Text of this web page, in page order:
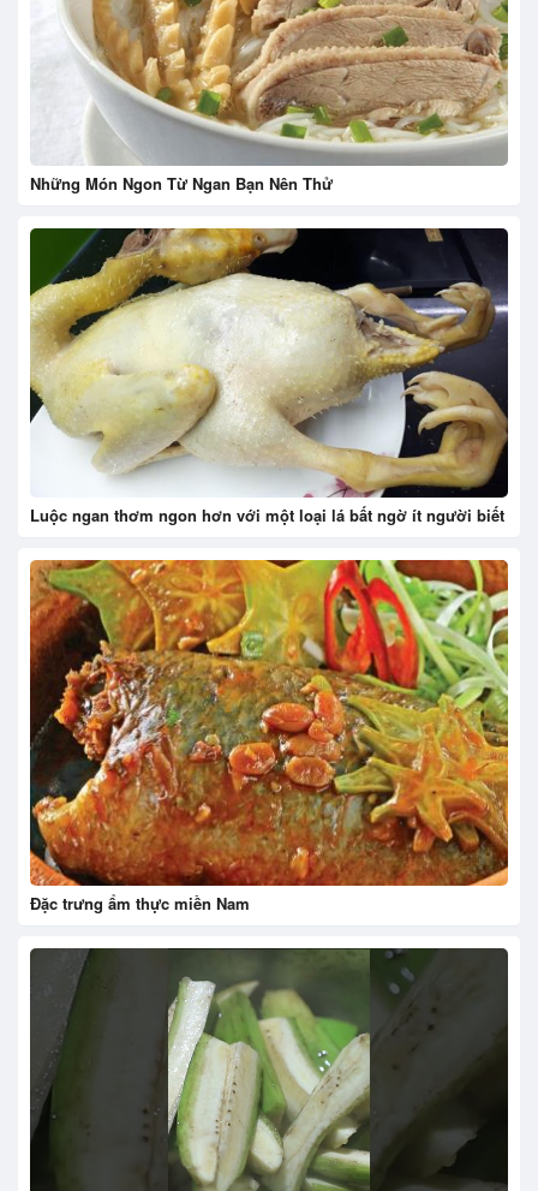
Những Món Ngon Từ Ngan Bạn Nên Thử
Luộc ngan thơm ngon hơn với một loại lá bất ngờ ít người biết
Đặc trưng ẩm thực miền Nam